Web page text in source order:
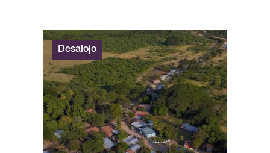
Desalojo